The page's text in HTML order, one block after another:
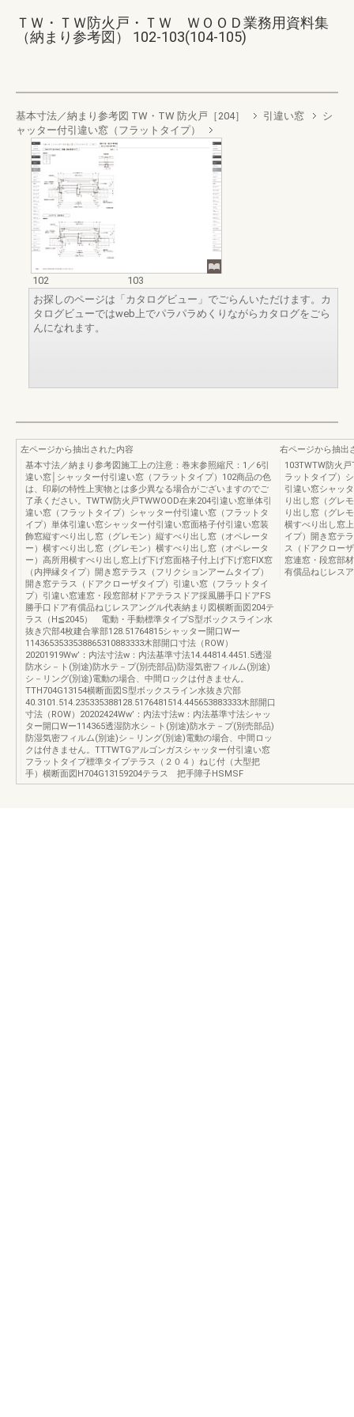
ＴＷ・ＴＷ防火戸・ＴＷ ＷＯＯＤ業務用資料集
（納まり参考図） 102-103(104-105)
基本寸法／納まり参考図 TW・TW 防火戸［204］ 引違い窓
シ
ャッター付引違い窓（フラットタイプ）
102
103
お探しのページは「カタログビュー」でごらんいただけます。カ
タログビューではweb上でパラパラめくりながらカタログをごら
んになれます。
左ページから抽出された内容
基本寸法／納まり参考図施工上の注意：巻末参照縮尺：1／6引
違い窓│シャッター付引違い窓（フラットタイプ）102商品の色
は、印刷の特性上実物とは多少異なる場合がございますのでご
了承ください。TWTW防火戸TWWOOD在来204引違い窓単体引
違い窓（フラットタイプ）シャッター付引違い窓（フラットタ
イプ）単体引違い窓シャッター付引違い窓面格子付引違い窓装
飾窓縦すべり出し窓（グレモン）縦すべり出し窓（オペレータ
ー）横すべり出し窓（グレモン）横すべり出し窓（オペレータ
ー）高所用横すべり出し窓上げ下げ窓面格子付上げ下げ窓FIX窓
（内押縁タイプ）開き窓テラス（フリクションアームタイプ）
開き窓テラス（ドアクローザタイプ）引違い窓（フラットタイ
プ）引違い窓連窓・段窓部材ドアテラスドア採風勝手口ドアFS
勝手口ドア有償品ねじレスアングル代表納まり図横断面図204テ
ラス（H≦2045） 電動・手動標準タイプS型ボックスライン水
抜き穴部4枚建合掌部128.51764815シャッター開口Wー
1143653533538865310883333木部開口寸法（ROW）
20201919Ww’：内法寸法w：内法基準寸法14.44814.4451.5透湿
防水シ－ト(別途)防水テ－プ(別売部品)防湿気密フィルム(別途)
シ－リング(別途)電動の場合、中間ロックは付きません。
TTH704G13154横断面図S型ボックスライン水抜き穴部
40.3101.514.235335388128.5176481514.445653883333木部開口
寸法（ROW）20202424Ww’：内法寸法w：内法基準寸法シャッ
ター開口Wー114365透湿防水シ－ト(別途)防水テ－プ(別売部品)
防湿気密フィルム(別途)シ－リング(別途)電動の場合、中間ロッ
クは付きません。TTTWTGアルゴンガスシャッター付引違い窓
フラットタイプ標準タイプテラス（２０４）ねじ付（大型把
手）横断面図H704G13159204テラス 把手障子HSMSF
右ページから抽出
103TWTW防火
ラットタイプ）
引違い窓シャッ
り出し窓（グレ
り出し窓（グレ
横すべり出し窓
イプ）開き窓テ
ス（ドアクロー
窓連窓・段窓部
有償品ねじレス